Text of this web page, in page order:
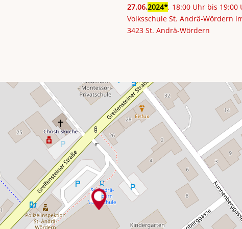
27.06.2024 , 18:00 Uhr bis 19:00
Volksschule St. Andrä-Wördern
3423 St. Andrä-Wördern